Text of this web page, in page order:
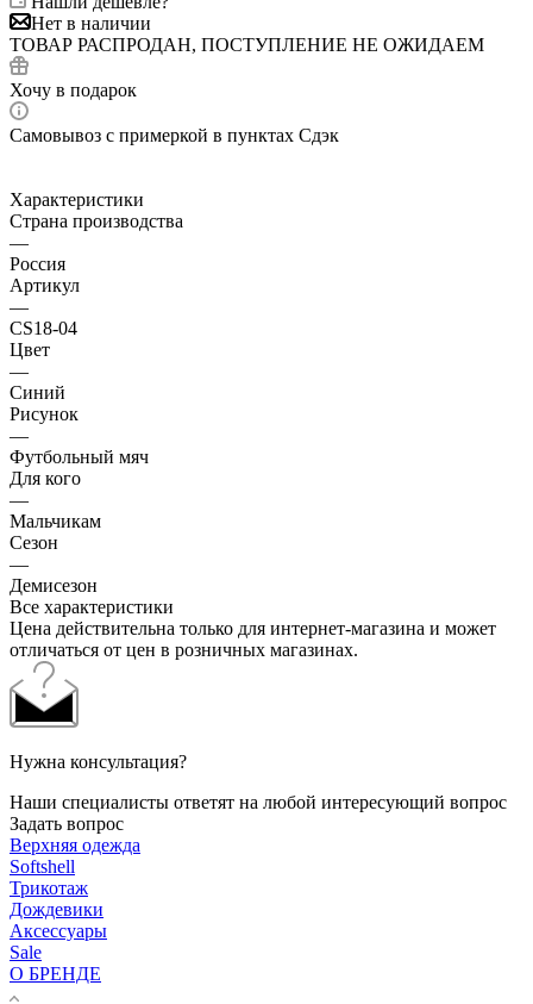
Нет в наличии
ТОВАР РАСПРОДАН, ПОСТУПЛЕНИЕ НЕ ОЖИДАЕМ
Хочу в подарок
Самовывоз с примеркой в пунктах Сдэк
Характеристики
Страна производства
—
Россия
Артикул
—
CS18-04
Цвет
—
Синий
Рисунок
—
Футбольный мяч
Для кого
—
Мальчикам
Сезон
—
Демисезон
Все характеристики
Цена действительна только для интернет-магазина и может
отличаться от цен в розничных магазинах.
Нужна консультация?
Наши специалисты ответят на любой интересующий вопрос
Задать вопрос
Верхняя одежда
Softshell
Трикотаж
Дождевики
Аксессуары
Sale
О БРЕНДЕ